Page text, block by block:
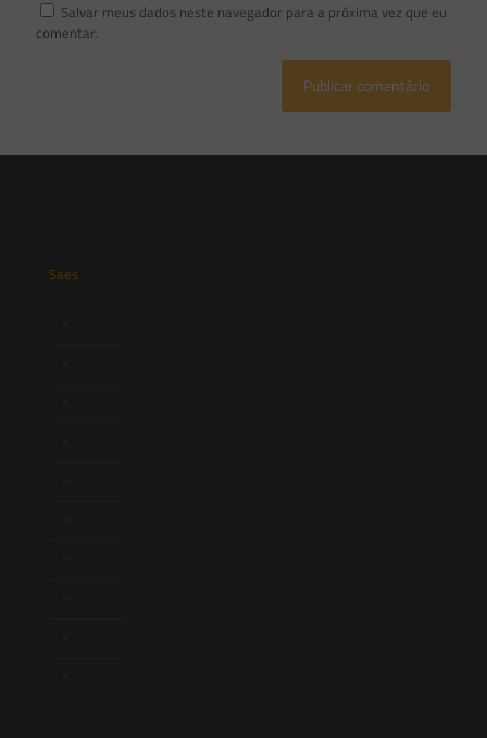
Salvar meus dados neste navegador para a próxima vez que eu
comentar.
Saes